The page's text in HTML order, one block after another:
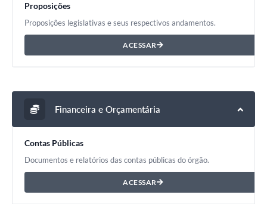
Proposições
Proposições legislativas e seus respectivos andamentos.
ACESSAR
Financeira e Orçamentária
Contas Públicas
Documentos e relatórios das contas públicas do órgão.
ACESSAR